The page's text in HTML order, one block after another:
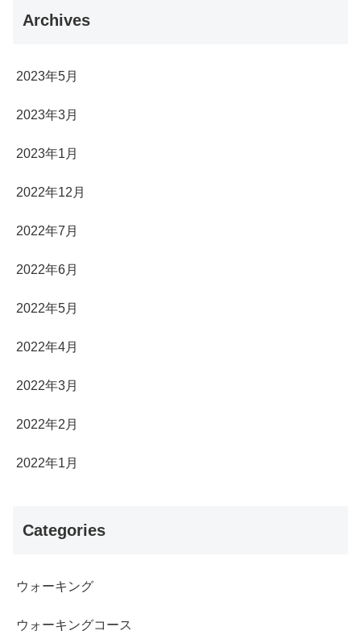
Archives
2023年5月
2023年3月
2023年1月
2022年12月
2022年7月
2022年6月
2022年5月
2022年4月
2022年3月
2022年2月
2022年1月
Categories
ウォーキング
ウォーキングコース